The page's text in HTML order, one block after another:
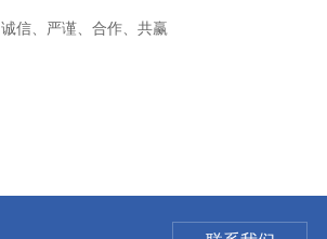
诚信、严谨、合作、共赢